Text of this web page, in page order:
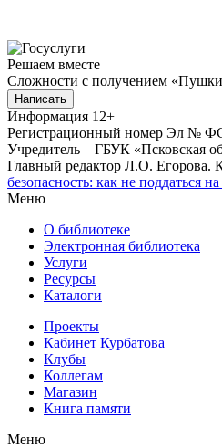
Решаем вместе
Сложности с получением
Написать
Информация 12+
Регистрационный номер Эл №
Учредитель – ГБУК «Псковская
Главный редактор Л.О. Егорова.
безопасность: как не поддаться
Меню
О библиотеке
Электронная библиотека
Услуги
Ресурсы
Каталоги
Проекты
Кабинет Курбатова
Клубы
Коллегам
Магазин
Книга памяти
Меню